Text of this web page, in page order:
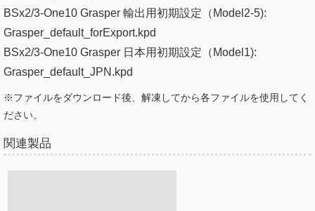
BSx2/3-One10 Grasper 輸出用初期設定（Model2-5):
Grasper_default_forExport.kpd
BSx2/3-One10 Grasper 日本用初期設定（Model1):
Grasper_default_JPN.kpd
※ファイルをダウンロード後、解凍してから各ファイルを使用してく
ださい。
関連製品